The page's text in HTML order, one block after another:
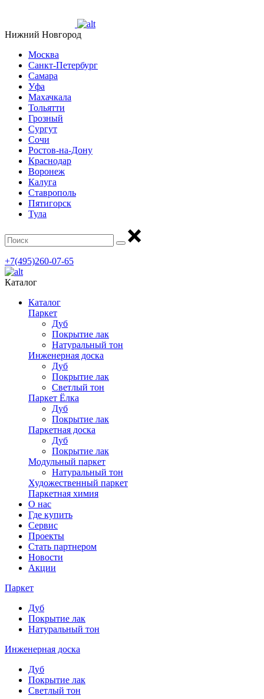
Нижний Новгород
Москва
Санкт-Петербург
Самара
Уфа
Махачкала
Тольятти
Грозный
Сургут
Сочи
Ростов-на-Дону
Краснодар
Воронеж
Калуга
Ставрополь
Пятигорск
Тула
+7(495)260-07-65
Каталог
Каталог
Паркет
Дуб
Покрытие лак
Натуральный тон
Инженерная доска
Дуб
Покрытие лак
Светлый тон
Паркет Ёлка
Дуб
Покрытие лак
Паркетная доска
Дуб
Покрытие лак
Модульный паркет
Натуральный тон
Художественный паркет
Паркетная химия
О нас
Где купить
Сервис
Проекты
Стать партнером
Новости
Акции
Паркет
Дуб
Покрытие лак
Натуральный тон
Инженерная доска
Дуб
Покрытие лак
Светлый тон